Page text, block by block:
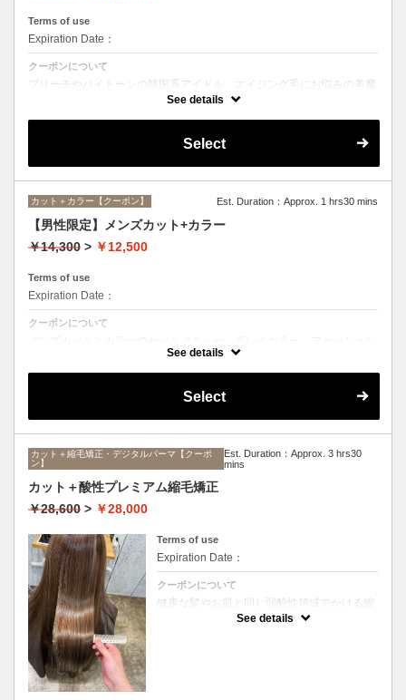
Terms of use
Expiration Date：
クーポンについて
ブリーチやハイトーンの韓国系アイドル、エイジング毛にお悩みの美魔
女も夢中！全ての世代、髪質、メニューに対応できる髪質改善トリート
See details
Select
カット＋カラー【クーポン】 Est. Duration：Approx. 1 hrs30 mins
【男性限定】メンズカット+カラー
￥14,300 > ￥12,500
Terms of use
Expiration Date：
クーポンについて
カラーどちらも可能です。シャンプー、ブロー込み。
See details
Select
カット＋縮毛矯正・デジタルパーマ【クーポ
ン】
Est. Duration：Approx. 3 hrs30
mins
カット＋酸性プレミアム縮毛矯正
￥28,600 > ￥28,000
Terms of use
Expiration Date：
クーポンについて
健康な髪やお肌と同じ弱酸性領域でかける縮
毛矯正☆髪を瘦せさせることなく、気になる
See details